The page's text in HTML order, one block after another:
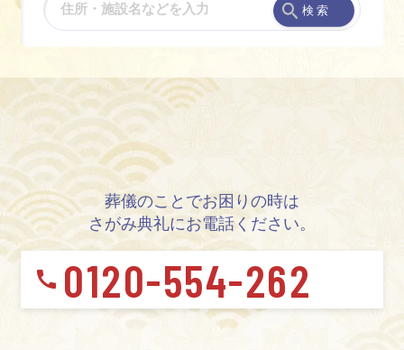
検 索
葬儀のことでお困りの時は
さがみ典礼にお電話ください。
0120-554-262